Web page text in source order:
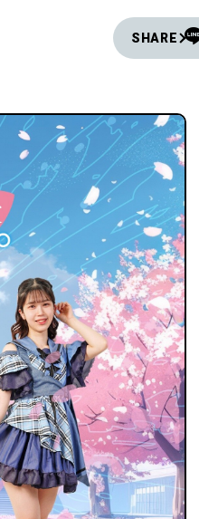
SHARE